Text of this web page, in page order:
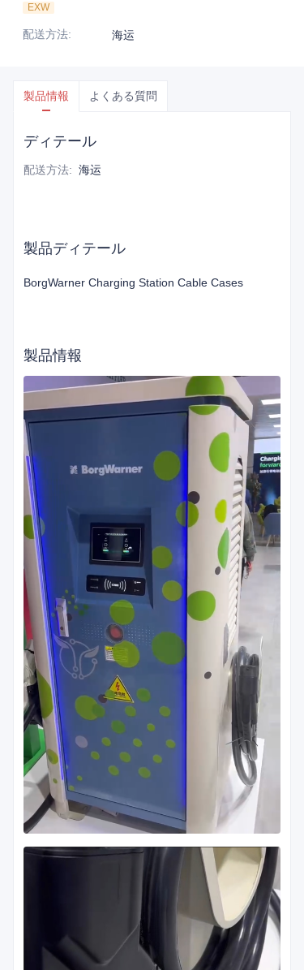
EXW
配送方法: 海运
製品情報 よくある質問
ディテール
配送方法: 海运
製品ディテール
BorgWarner Charging Station Cable Cases
製品情報